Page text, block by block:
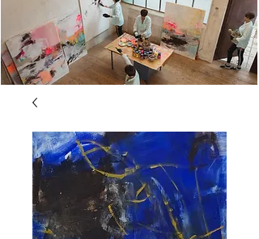
Susanne Meyer